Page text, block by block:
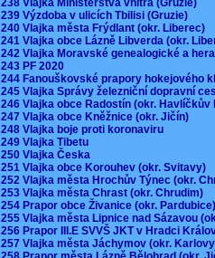
239 Výzdoba v ulicích Tbilisi (Gruzie)
240 Vlajka města Frýdlant (okr. Liberec)
241 Vlajka obce Lázně Libverda (okr.
242 Vlajka Moravské genealogické a
243 PF 2020
244 Fanouškovské prapory hokejového
245 Vlajka Správy železniční dopravní
246 Vlajka obce Radostín (okr.
247 Vlajka obce Kněžnice (okr. Jičín)
248 Vlajka boje proti koronaviru
249 Vlajka Tibetu
250 Vlajka Česka
251 Vlajka obce Korouhev (okr. Svitavy)
252 Vlajka města Hrochův Týnec (okr.
253 Vlajka města Chrast (okr. Chrudim)
254 Prapor obce Živanice (okr.
255 Vlajka města Lipnice nad Sázavou
256 Prapor III.E SVVŠ JKT v Hradci
257 Vlajka města Jáchymov (okr.